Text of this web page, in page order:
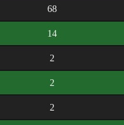
68
14
2
2
2